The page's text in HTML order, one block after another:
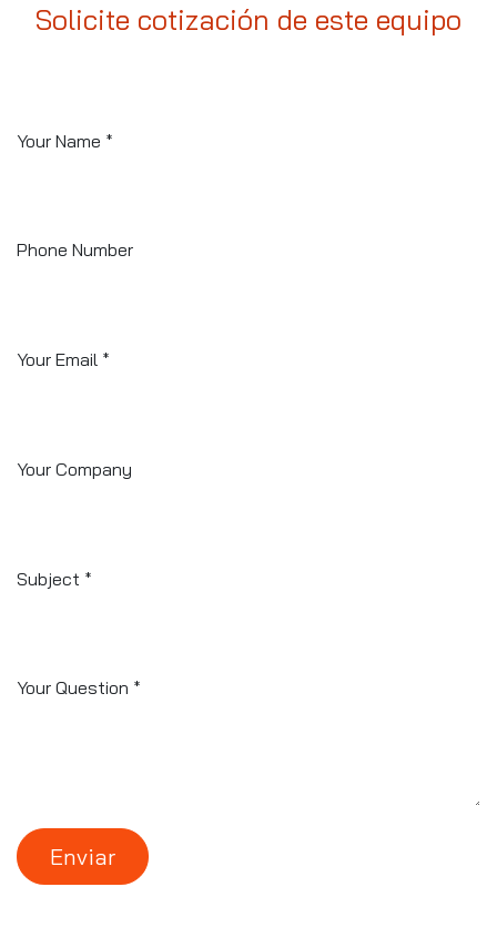
Solicite cotización de este equipo
Your Name *
Phone Number
Your Email *
Your Company
Subject *
Your Question *
Enviar